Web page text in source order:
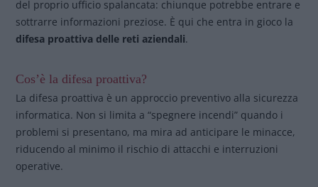
del proprio ufficio spalancata: chiunque potrebbe entrare e
sottrarre informazioni preziose. È qui che entra in gioco la
difesa proattiva delle reti aziendali.
Cos’è la difesa proattiva?
La difesa proattiva è un approccio preventivo alla sicurezza
informatica. Non si limita a “spegnere incendi” quando i
problemi si presentano, ma mira ad anticipare le minacce,
riducendo al minimo il rischio di attacchi e interruzioni
operative.